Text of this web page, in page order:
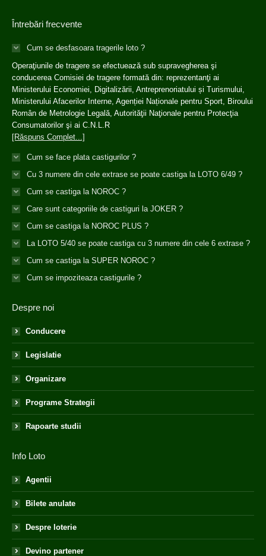
Întrebări frecvente
Cum se desfasoara tragerile loto ?
Operaţiunile de tragere se efectuează sub supravegherea şi
conducerea Comisiei de tragere formată din: reprezentanţi ai
Ministerului Economiei, Digitalizării, Antreprenoriatului și Turismului,
Ministerului Afacerilor Interne, Agenției Naționale pentru Sport, Biroului
Român de Metrologie Legală, Autorităţii Naţionale pentru Protecţia
Consumatorilor şi ai C.N.L.R
[Răspuns Complet...]
Cum se face plata castigurilor ?
Cu 3 numere din cele extrase se poate castiga la LOTO 6/49 ?
Cum se castiga la NOROC ?
Care sunt categoriile de castiguri la JOKER ?
Cum se castiga la NOROC PLUS ?
La LOTO 5/40 se poate castiga cu 3 numere din cele 6 extrase ?
Cum se castiga la SUPER NOROC ?
Cum se impoziteaza castigurile ?
Despre noi
Conducere
Legislatie
Organizare
Programe Strategii
Rapoarte studii
Info Loto
Agentii
Bilete anulate
Despre loterie
Devino partener